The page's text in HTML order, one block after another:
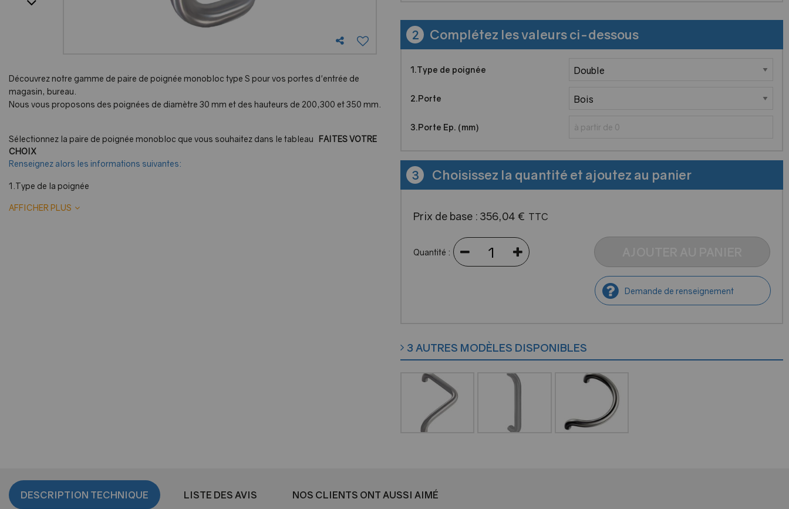
2 Complétez les valeurs ci-dessous
1.Type de poignée
2.Porte
3.Porte Ep. (mm)
3 Choisissez la quantité et ajoutez au panier
Prix de base : 356,04 € TTC
Quantité :
Demande de renseignement
3 AUTRES MODÈLES DISPONIBLES
Découvrez notre gamme de paire de poignée monobloc type S pour vos portes d'entrée de
magasin, bureau.
Nous vous proposons des poignées de diamètre 30 mm et des hauteurs de 200,300 et 350 mm.
Sélectionnez la paire de poignée monobloc que vous souhaitez dans le tableau
FAITES VOTRE
CHOIX
Renseignez alors les informations suivantes:
1.Type de la poignée
- Simple traversant : une poignée sur un côté de la porte avec une fixation traversant la porte
AFFICHER PLUS
DESCRIPTION TECHNIQUE LISTE DES AVIS NOS CLIENTS ONT AUSSI AIMÉ